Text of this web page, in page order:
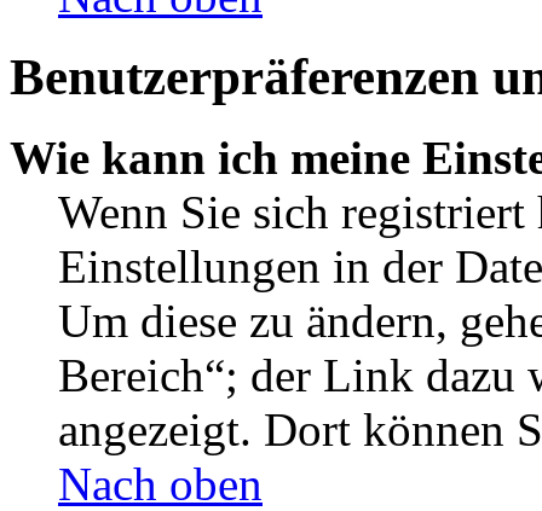
Benutzerpräferenzen
Wie kann ich meine
Wenn Sie sich
Einstellungen in der
Um diese zu ändern,
Bereich“; der Link dazu
angezeigt. Dort können
Nach oben